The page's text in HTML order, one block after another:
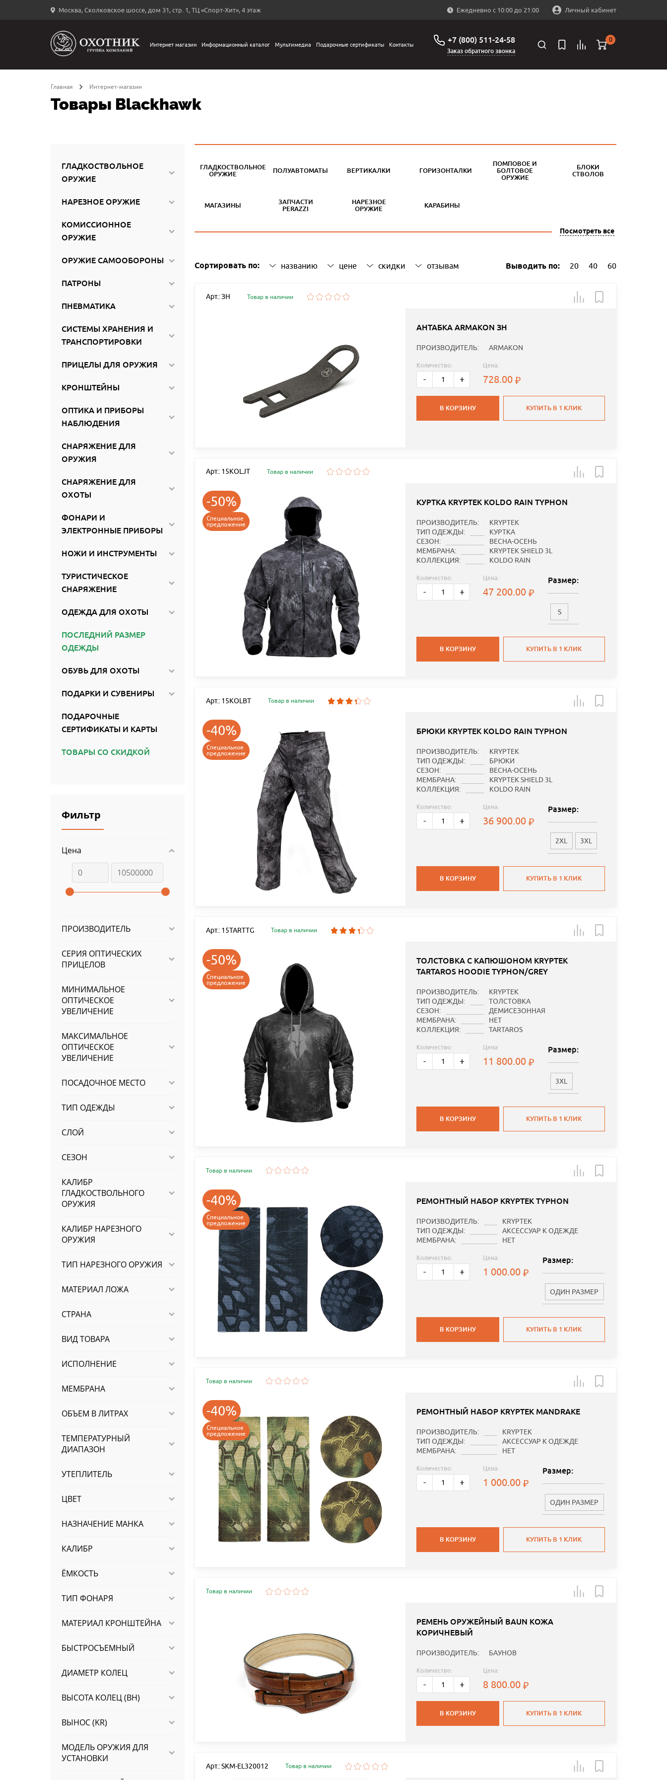
Москва, Сколковское шоссе, дом 31, стр. 1, ТЦ «Спорт-Хит», 4 этаж Ежедневно с 10:00 до 21:00 Личный кабинет
←
Интернет магазин Информационный каталог Мультимедиа Подарочные сертификаты Контакты +7 (800) 511-24-58
Заказ обратного звонка
0
Главная Интернет-магазин
Товары Blackhawk
ГЛАДКОСТВОЛЬНОЕ
ОРУЖИЕ
НАРЕЗНОЕ ОРУЖИЕ
КОМИССИОННОЕ
ОРУЖИЕ
ОРУЖИЕ САМООБОРОНЫ
ПАТРОНЫ
ПНЕВМАТИКА
СИСТЕМЫ ХРАНЕНИЯ И
ТРАНСПОРТИРОВКИ
ПРИЦЕЛЫ ДЛЯ ОРУЖИЯ
КРОНШТЕЙНЫ
ОПТИКА И ПРИБОРЫ
НАБЛЮДЕНИЯ
СНАРЯЖЕНИЕ ДЛЯ
ОРУЖИЯ
СНАРЯЖЕНИЕ ДЛЯ
ОХОТЫ
ФОНАРИ И
ЭЛЕКТРОННЫЕ ПРИБОРЫ
НОЖИ И ИНСТРУМЕНТЫ
ТУРИСТИЧЕСКОЕ
СНАРЯЖЕНИЕ
ОДЕЖДА ДЛЯ ОХОТЫ
ПОСЛЕДНИЙ РАЗМЕР
ОДЕЖДЫ
ОБУВЬ ДЛЯ ОХОТЫ
ПОДАРКИ И СУВЕНИРЫ
ПОДАРОЧНЫЕ
СЕРТИФИКАТЫ И КАРТЫ
ТОВАРЫ СО СКИДКОЙ
Фильтр
Цена
ПРОИЗВОДИТЕЛЬ
СЕРИЯ ОПТИЧЕСКИХ
ПРИЦЕЛОВ
МИНИМАЛЬНОЕ
ОПТИЧЕСКОЕ
УВЕЛИЧЕНИЕ
МАКСИМАЛЬНОЕ
ОПТИЧЕСКОЕ
УВЕЛИЧЕНИЕ
ПОСАДОЧНОЕ МЕСТО
ТИП ОДЕЖДЫ
СЛОЙ
СЕЗОН
КАЛИБР
ГЛАДКОСТВОЛЬНОГО
ОРУЖИЯ
КАЛИБР НАРЕЗНОГО
ОРУЖИЯ
ТИП НАРЕЗНОГО ОРУЖИЯ
МАТЕРИАЛ ЛОЖА
СТРАНА
ВИД ТОВАРА
ИСПОЛНЕНИЕ
МЕМБРАНА
ОБЪЕМ В ЛИТРАХ
ТЕМПЕРАТУРНЫЙ
ДИАПАЗОН
УТЕПЛИТЕЛЬ
ЦВЕТ
НАЗНАЧЕНИЕ МАНКА
КАЛИБР
ЁМКОСТЬ
ТИП ФОНАРЯ
МАТЕРИАЛ КРОНШТЕЙНА
БЫСТРОСЪЕМНЫЙ
ДИАМЕТР КОЛЕЦ
ВЫСОТА КОЛЕЦ (BH)
ВЫНОС (KR)
МОДЕЛЬ ОРУЖИЯ ДЛЯ
УСТАНОВКИ
ГЛАДКОСТВОЛЬНОЕ
ОРУЖИЕ
ПОЛУАВТОМАТЫ ВЕРТИКАЛКИ ГОРИЗОНТАЛКИ
ПОМПОВОЕ И
БОЛТОВОЕ
ОРУЖИЕ
БЛОКИ
СТВОЛОВ
МАГАЗИНЫ
ЗАПЧАСТИ
PERAZZI
НАРЕЗНОЕ
ОРУЖИЕ
КАРАБИНЫ
Посмотреть все
Сортировать по: названию цене скидки отзывам Выводить по: 20 40 60
Арт.: ЗН Товар в наличии
АНТАБКА ARMAKON ЗН
ПРОИЗВОДИТЕЛЬ: ARMAKON
Количество:
- +
Цена:
728.00
В КОРЗИНУ КУПИТЬ В 1 КЛИК
Арт.: 15KOLJT Товар в наличии
-50%
Специальное
предложение
КУРТКА KRYPTEK KOLDO RAIN TYPHON
ПРОИЗВОДИТЕЛЬ:
KRYPTEK
ТИП ОДЕЖДЫ:
КУРТКА
СЕЗОН:
ВЕСНА-ОСЕНЬ
МЕМБРАНА:
KRYPTEK SHIELD 3L
КОЛЛЕКЦИЯ:
KOLDO RAIN
Количество:
- +
Цена:
47 200.00
Размер:
S
В КОРЗИНУ КУПИТЬ В 1 КЛИК
Арт.: 15KOLBT Товар в наличии
-40%
Специальное
предложение
БРЮКИ KRYPTEK KOLDO RAIN TYPHON
ПРОИЗВОДИТЕЛЬ:
KRYPTEK
ТИП ОДЕЖДЫ:
БРЮКИ
СЕЗОН:
ВЕСНА-ОСЕНЬ
МЕМБРАНА:
KRYPTEK SHIELD 3L
КОЛЛЕКЦИЯ:
KOLDO RAIN
Количество:
- +
Цена:
36 900.00
Размер:
2XL 3XL
В КОРЗИНУ КУПИТЬ В 1 КЛИК
Арт.: 15TARTTG Товар в наличии
-50%
Специальное
предложение
ТОЛСТОВКА С КАПЮШОНОМ KRYPTEK
TARTAROS HOODIE TYPHON/GREY
ПРОИЗВОДИТЕЛЬ:
KRYPTEK
ТИП ОДЕЖДЫ:
ТОЛСТОВКА
СЕЗОН:
ДЕМИСЕЗОННАЯ
МЕМБРАНА:
НЕТ
КОЛЛЕКЦИЯ:
TARTAROS
Количество:
- +
Цена:
11 800.00
Размер:
3XL
В КОРЗИНУ КУПИТЬ В 1 КЛИК
Товар в наличии
-40%
Специальное
предложение
РЕМОНТНЫЙ НАБОР KRYPTEK TYPHON
ПРОИЗВОДИТЕЛЬ:
KRYPTEK
ТИП ОДЕЖДЫ:
АКСЕССУАР К ОДЕЖДЕ
МЕМБРАНА:
НЕТ
Количество:
- +
Цена:
1 000.00
Размер:
ОДИН РАЗМЕР
В КОРЗИНУ КУПИТЬ В 1 КЛИК
Товар в наличии
-40%
Специальное
предложение
РЕМОНТНЫЙ НАБОР KRYPTEK MANDRAKE
ПРОИЗВОДИТЕЛЬ:
KRYPTEK
ТИП ОДЕЖДЫ:
АКСЕССУАР К ОДЕЖДЕ
МЕМБРАНА:
НЕТ
Количество:
- +
Цена:
1 000.00
Размер:
ОДИН РАЗМЕР
В КОРЗИНУ КУПИТЬ В 1 КЛИК
Товар в наличии
РЕМЕНЬ ОРУЖЕЙНЫЙ BAUN КОЖА
КОРИЧНЕВЫЙ
ПРОИЗВОДИТЕЛЬ: БАУНОВ
Количество:
- +
Цена:
8 800.00
В КОРЗИНУ КУПИТЬ В 1 КЛИК
Арт.: SKM-EL320012 Товар в наличии